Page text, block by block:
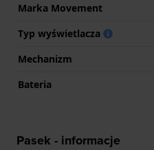
Marka Movement
Typ wyświetlacza
Mechanizm
Bateria
Pasek - informacje